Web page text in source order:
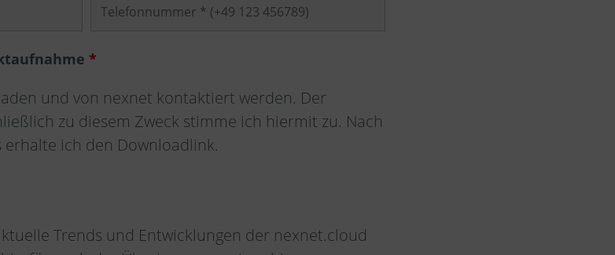
*
und von nexnet kontaktiert werden. Der
zu diesem Zweck stimme ich hiermit zu. Nach
ich den Downloadlink.
Trends und Entwicklungen der nexnet.cloud